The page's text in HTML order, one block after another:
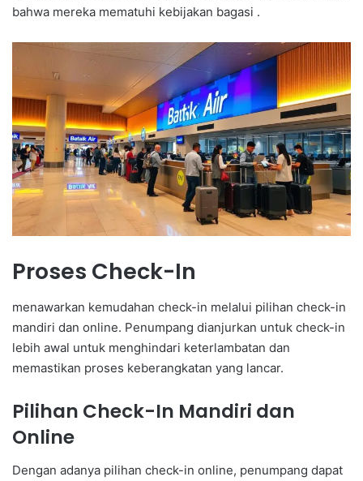
bahwa mereka mematuhi kebijakan bagasi .
Proses Check-In
menawarkan kemudahan check-in melalui pilihan check-in
mandiri dan online. Penumpang dianjurkan untuk check-in
lebih awal untuk menghindari keterlambatan dan
memastikan proses keberangkatan yang lancar.
Pilihan Check-In Mandiri dan
Online
Dengan adanya pilihan check-in online, penumpang dapat